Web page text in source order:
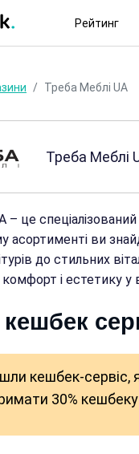
Рейтинг
Треба Меблі UA
Треба Меблі
– це
асортименті ви
до стильних
і естетику у
кешбек-сервіс,
30% кешбеку